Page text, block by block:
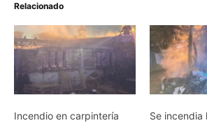
Relacionado
Incendio en carpintería
Se incendia